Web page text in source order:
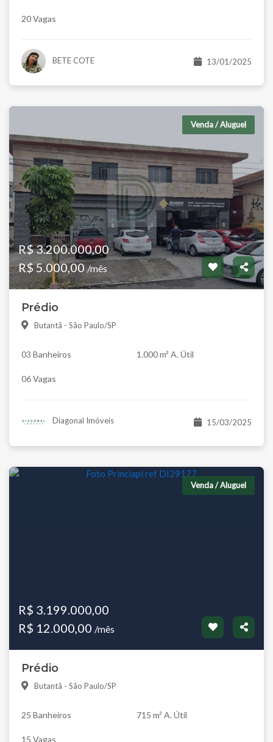
20 Vagas
BETE COTE 13/01/2025
Venda / Aluguel
R$ 3.200.000,00
R$ 5.000,00/mês
Prédio
Butantã - São Paulo/SP
03 Banheiros 1.000 m² A. Útil
06 Vagas
Diagonal Imóveis 15/03/2025
Venda / Aluguel
R$ 3.199.000,00
R$ 12.000,00 /mês
Prédio
Butantã - São Paulo/SP
25 Banheiros 715 m² A. Útil
15 Vagas